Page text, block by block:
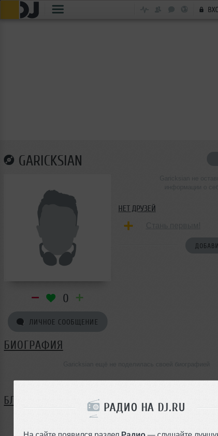
РАДИО НА DJ.RU
На сайте появился раздел Радио — слушайте
GARICKSIAN
0
ЛИЧНОЕ СООБЩЕНИЕ
НЕТ ДРУЗЕЙ
БИОГРАФИЯ
БЛОГ